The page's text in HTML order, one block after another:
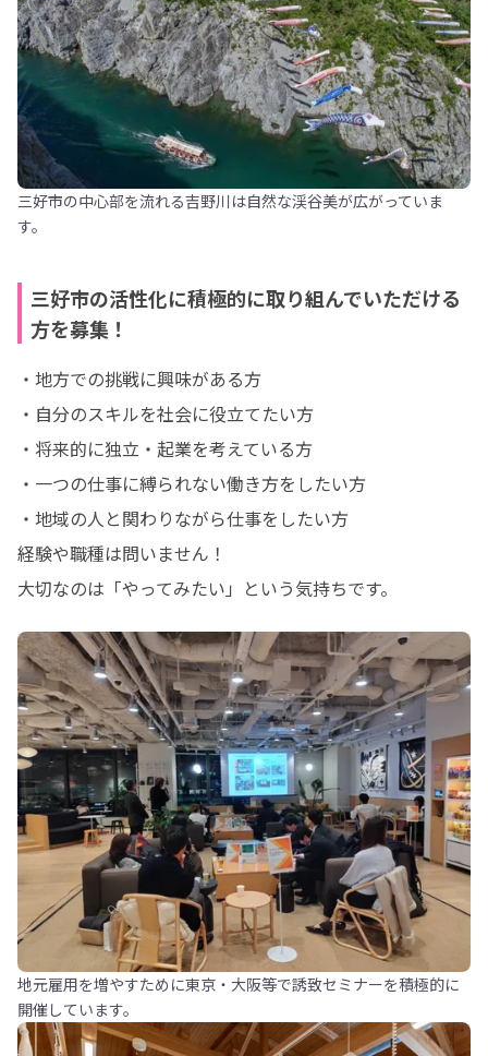
三好市の中心部を流れる吉野川は自然な渓谷美が広がっていま
す。
三好市の活性化に積極的に取り組んでいただける
方を募集！
・地方での挑戦に興味がある方
・自分のスキルを社会に役立てたい方
・将来的に独立・起業を考えている方
・一つの仕事に縛られない働き方をしたい方
・地域の人と関わりながら仕事をしたい方
経験や職種は問いません！
大切なのは「やってみたい」という気持ちです。
地元雇用を増やすために東京・大阪等で誘致セミナーを積極的に
開催しています。